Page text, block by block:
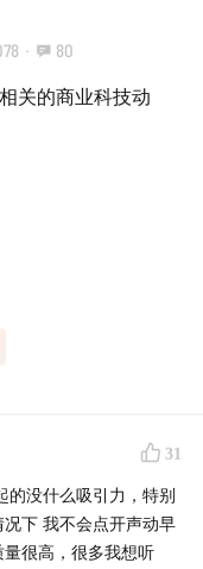
· 80
关的商业科技动
31
的没什么吸引力，特别
下 我不会点开声动早
很高，很多我想听